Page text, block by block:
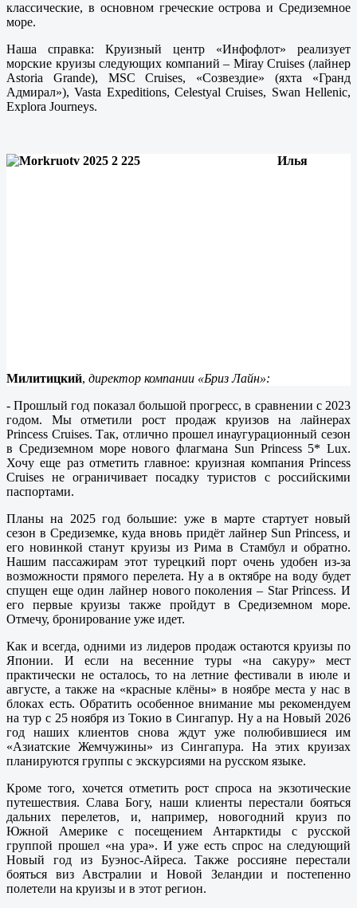
классические, в основном греческие острова и Средиземное
море.
Наша справка: Круизный центр «Инфофлот» реализует
морские круизы следующих компаний – Miray Cruises (лайнер
Astoria Grande), MSC Cruises, «Созвездие» (яхта «Гранд
Адмирал»), Vasta Expeditions, Celestyal Cruises, Swan Hellenic,
Explora Journeys.
Илья
Милитицкий, директор компании «Бриз Лайн»:
- Прошлый год показал большой прогресс, в сравнении с 2023
годом. Мы отметили рост продаж круизов на лайнерах
Princess Cruises. Так, отлично прошел инаугурационный сезон
в Средиземном море нового флагмана Sun Princess 5* Lux.
Хочу еще раз отметить главное: круизная компания Princess
Cruises не ограничивает посадку туристов с российскими
паспортами.
Планы на 2025 год большие: уже в марте стартует новый
сезон в Средиземке, куда вновь придёт лайнер Sun Princess, и
его новинкой станут круизы из Рима в Стамбул и обратно.
Нашим пассажирам этот турецкий порт очень удобен из-за
возможности прямого перелета. Ну а в октябре на воду будет
спущен еще один лайнер нового поколения – Star Princess. И
его первые круизы также пройдут в Средиземном море.
Отмечу, бронирование уже идет.
Как и всегда, одними из лидеров продаж остаются круизы по
Японии. И если на весенние туры «на сакуру» мест
практически не осталось, то на летние фестивали в июле и
августе, а также на «красные клёны» в ноябре места у нас в
блоках есть. Обратить особенное внимание мы рекомендуем
на тур с 25 ноября из Токио в Сингапур. Ну а на Новый 2026
год наших клиентов снова ждут уже полюбившиеся им
«Азиатские Жемчужины» из Сингапура. На этих круизах
планируются группы с экскурсиями на русском языке.
Кроме того, хочется отметить рост спроса на экзотические
путешествия. Слава Богу, наши клиенты перестали бояться
дальних перелетов, и, например, новогодний круиз по
Южной Америке с посещением Антарктиды с русской
группой прошел «на ура». И уже есть спрос на следующий
Новый год из Буэнос-Айреса. Также россияне перестали
бояться виз Австралии и Новой Зеландии и постепенно
полетели на круизы и в этот регион.